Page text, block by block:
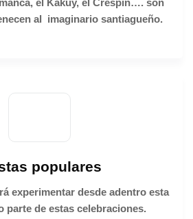
, el Kakuy, el Crespín…. son
al imaginario santiagueño.
populares
experimentar desde adentro esta
parte de estas celebraciones.